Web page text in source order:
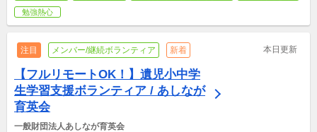
勉強熱心
注目 メンバー/継続ボランティア 新着 本日更新
【フルリモートOK！】遺児小中学
生学習支援ボランティア / あしなが
育英会
一般財団法人あしなが育英会